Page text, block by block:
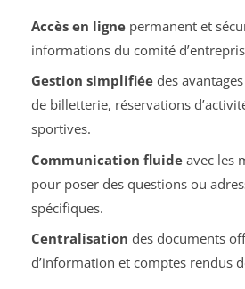
Accès en lignepermanent et
informations du comité
Gestion simplifiéedes
de billetterie, réservations
sportives.
Communication fluideavec les
pour poser des questions ou
spécifiques.
Centralisation des documents
d’information et comptes rendus